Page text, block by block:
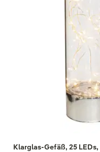
Klarglas-Gefäß, 25 LEDs,